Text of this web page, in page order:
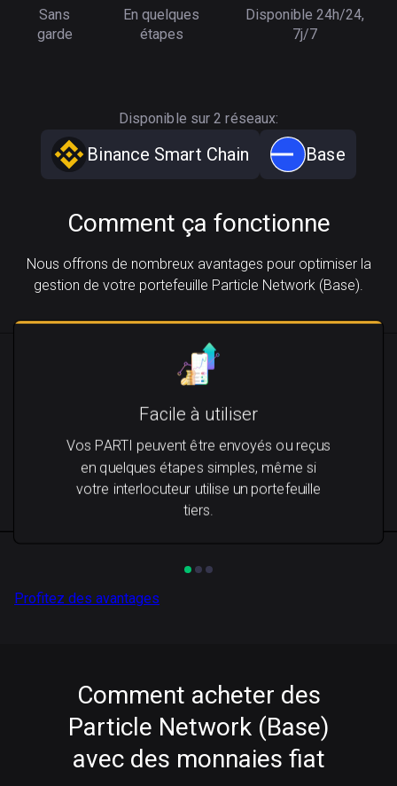
Sans
garde
En quelques
étapes
Disponible 24h/24,
7j/7
Disponible sur 2 réseaux:
Binance Smart Chain Base
Comment ça fonctionne
Nous offrons de nombreux avantages pour optimiser la
gestion de votre portefeuille Particle Network (Base).
Facile à utiliser
Vos PARTI peuvent être envoyés ou reçus
en quelques étapes simples, même si
votre interlocuteur utilise un portefeuille
tiers.
Profitez des avantages
Comment acheter des
Particle Network (Base)
avec des monnaies fiat